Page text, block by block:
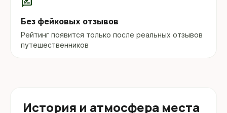
Без фейковых отзывов
Рейтинг появится только после реальных отзывов
путешественников
История и атмосфера места